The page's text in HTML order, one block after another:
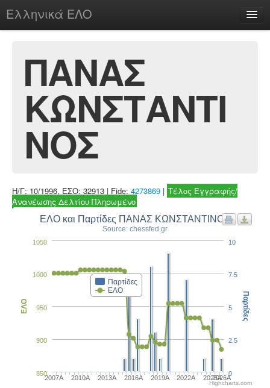
Ελληνικά ΕΛΟ
chesstu.be @ discord
Login
ΠΑΝΑΣ
ΚΩΝΣΤΑΝΤΙ
ΝΟΣ
Η/Γ: 10/1996, ΕΣΟ: 32913 | Fide: 4273869 | Τέλος Εγγραφής/
Ανανέωσης Δελτίου Πληρωμένο
ΕΛΟ και Παρτίδες ΠΑΝΑΣ ΚΩΝΣΤΑΝΤΙΝΟΣ
Source: chessfed.gr
Παρτίδες
ΕΛΟ
2007A 2010A 2013A 2016A 2019A 2022A 2025A2026A
900
950
1000
850
1050
ΕΛΟ
0
2.5
5
7.5
10
Παρτίδες
Highcharts.com